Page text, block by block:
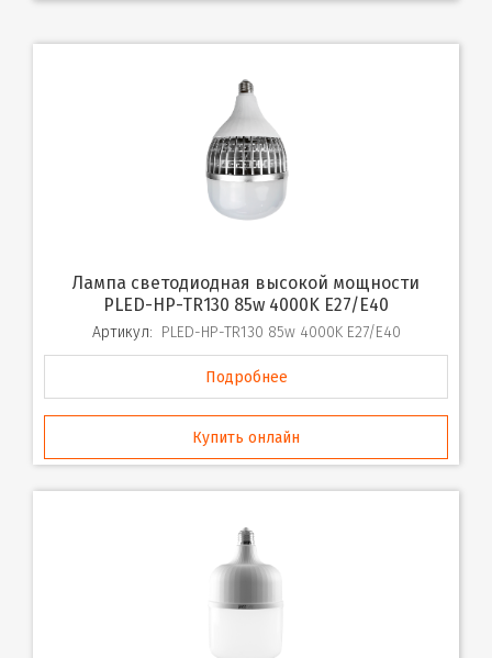
Лампа светодиодная высокой мощности
PLED-HP-TR130 85w 4000K E27/E40
Артикул: PLED-HP-TR130 85w 4000K E27/E40
Подробнее
Купить онлайн